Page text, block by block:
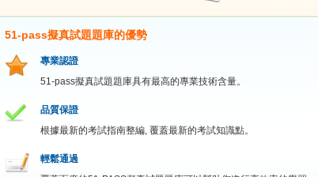
51-pass擬真試題題庫的優勢
專業認證
51-pass擬真試題題庫具有最高的專業技術含量。
品質保證
根據最新的考試指南整編, 覆蓋最新的考試知識點。
輕鬆通過